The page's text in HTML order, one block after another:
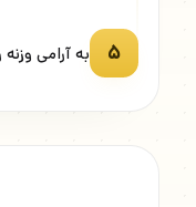
۵ به آرامی